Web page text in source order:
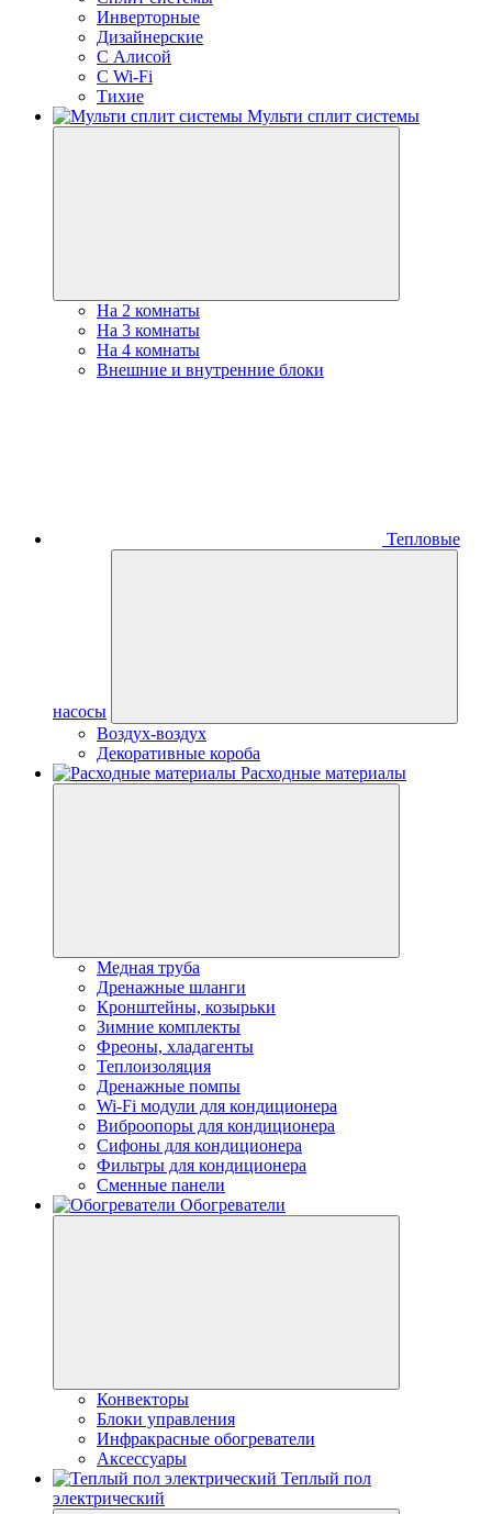
Инверторные
Дизайнерские
С Алисой
C Wi-Fi
Тихие
Мульти сплит системы
На 2 комнаты
На 3 комнаты
На 4 комнаты
Внешние и внутренние блоки
Тепловые
насосы
Воздух-воздух
Декоративные короба
Расходные материалы
Медная труба
Дренажные шланги
Кронштейны, козырьки
Зимние комплекты
Фреоны, хладагенты
Теплоизоляция
Дренажные помпы
Wi-Fi модули для кондиционера
Виброопоры для кондиционера
Сифоны для кондиционера
Фильтры для кондиционера
Сменные панели
Обогреватели
Конвекторы
Блоки управления
Инфракрасные обогреватели
Аксессуары
Теплый пол
электрический